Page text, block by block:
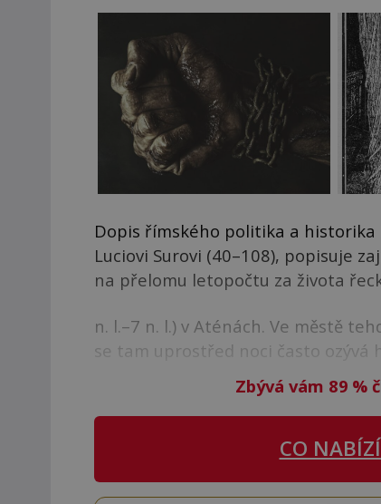
Dopis římského politika a historika
Luciovi Surovi (40–108), popisuje
na přelomu letopočtu za života
n. l.–7 n. l.) v Aténách. Ve městě
se tam uprostřed noci často ozývá
Zbývá vám 89 %
CO NABÍZÍ